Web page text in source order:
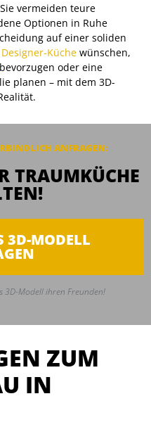
vermeiden teure
Optionen in Ruhe
auf einer soliden
Designer-Küche wünschen,
bevorzugen oder eine
planen – mit dem 3D-
ANFRAGEN:
TRAUMKÜCHE
3D-MODELL
3D-Modell ihren Freunden!
ZUM
IN